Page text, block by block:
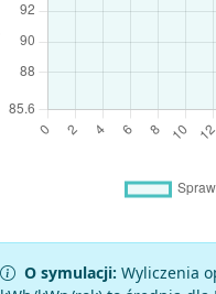
O symulacji: Wyliczenia